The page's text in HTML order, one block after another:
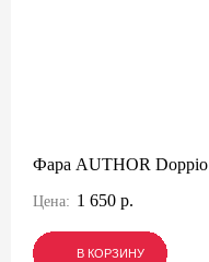
Фара AUTHOR Doppio
Цена: 1 650 р.
В КОРЗИНУ
В КОРЗИНУ
В КОРЗИНУ